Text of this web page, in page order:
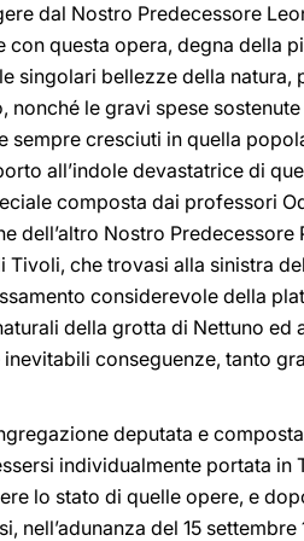
dal Nostro Predecessore
questa opera, degna della
singolari bellezze della
nonché le gravi spese
cresciuti in quella
all’indole devastatrice di
composta dai professori
Nostro Predecessore
che trovasi alla sinistra
considerevole della
della grotta di Nettuno ed
conseguenze, tanto
deputata e
individualmente portata
lo stato di quelle opere, e
del 15 settembre